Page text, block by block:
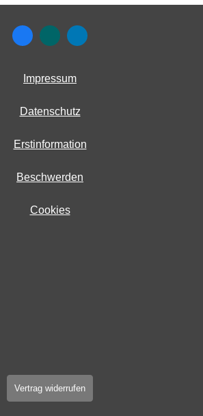
Impressum
Datenschutz
Erstinformation
Beschwerden
Cookies
Vertrag widerrufen